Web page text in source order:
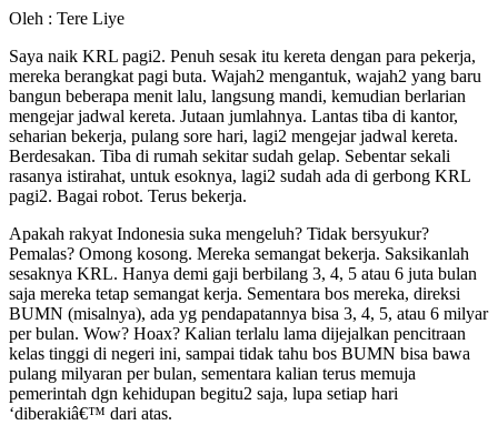
Oleh : Tere Liye
Saya naik KRL pagi2. Penuh sesak itu kereta dengan para pekerja,
mereka berangkat pagi buta. Wajah2 mengantuk, wajah2 yang baru
bangun beberapa menit lalu, langsung mandi, kemudian berlarian
mengejar jadwal kereta. Jutaan jumlahnya. Lantas tiba di kantor,
seharian bekerja, pulang sore hari, lagi2 mengejar jadwal kereta.
Berdesakan. Tiba di rumah sekitar sudah gelap. Sebentar sekali
rasanya istirahat, untuk esoknya, lagi2 sudah ada di gerbong KRL
pagi2. Bagai robot. Terus bekerja.
Apakah rakyat Indonesia suka mengeluh? Tidak bersyukur?
Pemalas? Omong kosong. Mereka semangat bekerja. Saksikanlah
sesaknya KRL. Hanya demi gaji berbilang 3, 4, 5 atau 6 juta bulan
saja mereka tetap semangat kerja. Sementara bos mereka, direksi
BUMN (misalnya), ada yg pendapatannya bisa 3, 4, 5, atau 6 milyar
per bulan. Wow? Hoax? Kalian terlalu lama dijejalkan pencitraan
kelas tinggi di negeri ini, sampai tidak tahu bos BUMN bisa bawa
pulang milyaran per bulan, sementara kalian terus memuja
pemerintah dgn kehidupan begitu2 saja, lupa setiap hari
‘diberakiâ€™ dari atas.